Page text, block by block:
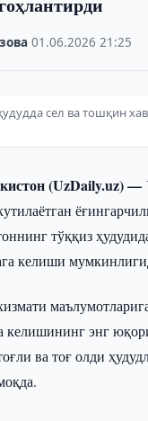
·01.06.2026 ·21:25
сел ва тошқин
(UzDaily.uz) —
тўққиз
келиши
келишининг энг
ва тоғ олди